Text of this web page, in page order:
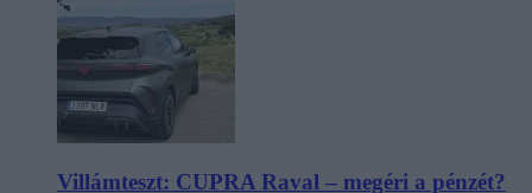
Villámteszt: CUPRA Raval – megéri a pénzét?